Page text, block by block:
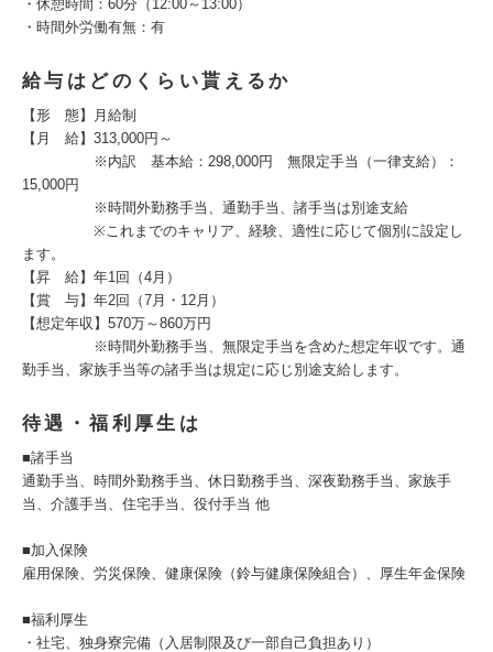
・休憩時間：60分（12:00～13:00）
・時間外労働有無：有
給与はどのくらい貰えるか
【形 態】月給制
【月 給】313,000円～
※内訳 基本給：298,000円 無限定手当（一律支給）：
15,000円
※時間外勤務手当、通勤手当、諸手当は別途支給
※これまでのキャリア、経験、適性に応じて個別に設定し
ます。
【昇 給】年1回（4月）
【賞 与】年2回（7月・12月）
【想定年収】570万～860万円
※時間外勤務手当、無限定手当を含めた想定年収です。通
勤手当、家族手当等の諸手当は規定に応じ別途支給します。
待遇・福利厚生は
■諸手当
通勤手当、時間外勤務手当、休日勤務手当、深夜勤務手当、家族手
当、介護手当、住宅手当、役付手当 他
■加入保険
雇用保険、労災保険、健康保険（鈴与健康保険組合）、厚生年金保険
■福利厚生
・社宅、独身寮完備（入居制限及び一部自己負担あり）